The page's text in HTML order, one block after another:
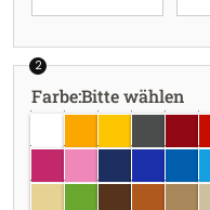
2
Farbe:Bitte wählen